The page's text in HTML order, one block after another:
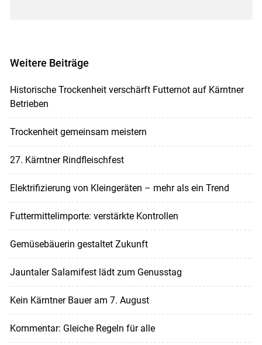
Weitere Beiträge
Historische Trockenheit verschärft Futternot auf Kärntner
Betrieben
Trockenheit gemeinsam meistern
27. Kärntner Rindfleischfest
Elektrifizierung von Kleingeräten – mehr als ein Trend
Futtermittelimporte: verstärkte Kontrollen
Gemüsebäuerin gestaltet Zukunft
Jauntaler Salamifest lädt zum Genusstag
Kein Kärntner Bauer am 7. August
Kommentar: Gleiche Regeln für alle